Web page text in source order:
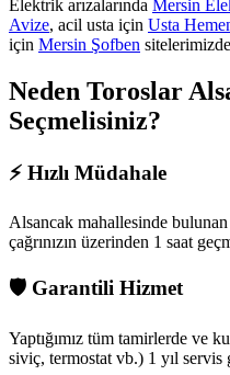
Elektrik arızalarında Mersin
Avize, acil usta için Usta
için Mersin Şofben
Neden Toroslar
Seçmelisiniz?
⚡ Hızlı Müdahale
Alsancak mahallesinde
çağrınızın üzerinden 1 saat
🛡️ Garantili Hizmet
Yaptığımız tüm tamirlerde ve
siviç, termostat vb.) 1 yıl servis